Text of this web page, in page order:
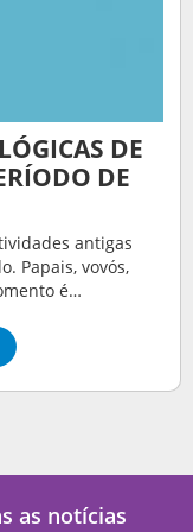
DE
DE
antigas
Papais, vovós,
é…
as notícias